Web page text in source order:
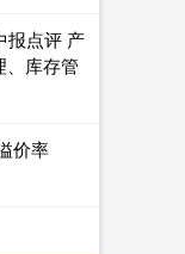
报点评 产
、库存管
价率